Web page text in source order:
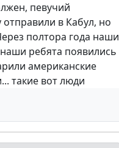
певучий
в Кабул, но
полтора года наши
ребята появились
американские
такие вот люди